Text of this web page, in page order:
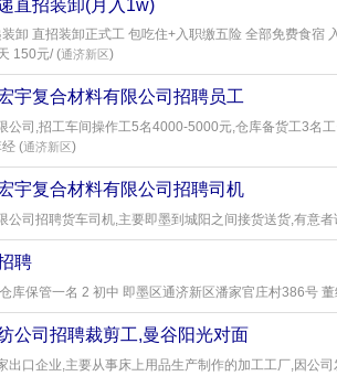
直招装卸(月入1w)
卸 直招装卸正式工 包吃住+入职缴五险 全部免费食宿
150元/ (通济新区)
宇复合材料有限公司招聘员工
公司,招工车间操作工5名4000-5000元,仓库备货工3名
(通济新区)
宇复合材料有限公司招聘司机
公司招聘货车司机,主要即墨到城阳之间接货送货,有意
聘
库保管一名 2 初中 即墨区通济新区潘家官庄村386号
公司招聘裁剪工,曼谷阳光对面
出口企业,主要从事床上用品生产制作的加工工厂,因公